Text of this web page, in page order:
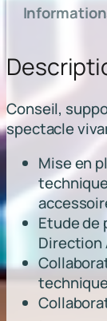
é
d
e
A
s
s
t
a
n
c
Conseil,
spectacle
Mise en
Etude de